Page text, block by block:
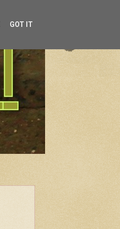
GOT IT